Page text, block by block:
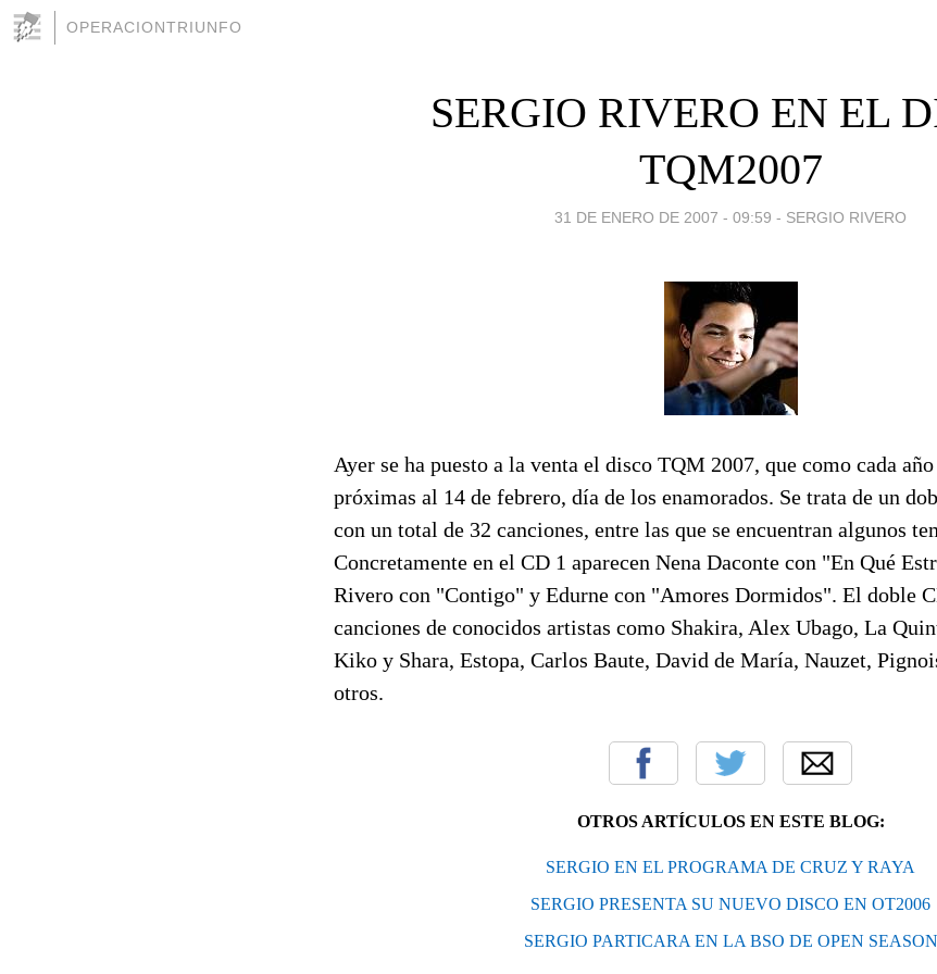
OPERACIONTRIUNFO
SERGIO RIVERO EN EL
TQM2007
31 DE ENERO DE 2007 - 09:59 - SERGIO RIVERO
Ayer se ha puesto a la venta el disco TQM 2007, que como cada
próximas al 14 de febrero, día de los enamorados. Se trata de un
con un total de 32 canciones, entre las que se encuentran algunos
Concretamente en el CD 1 aparecen Nena Daconte con "En Qué
Rivero con "Contigo" y Edurne con "Amores Dormidos". El doble
canciones de conocidos artistas como Shakira, Alex Ubago, La
Kiko y Shara, Estopa, Carlos Baute, David de María, Nauzet,
otros.
OTROS ARTÍCULOS EN ESTE BLOG:
SERGIO EN EL PROGRAMA DE CRUZ Y RAYA
SERGIO PRESENTA SU NUEVO DISCO EN OT2006
SERGIO PARTICARA EN LA BSO DE OPEN SEASON